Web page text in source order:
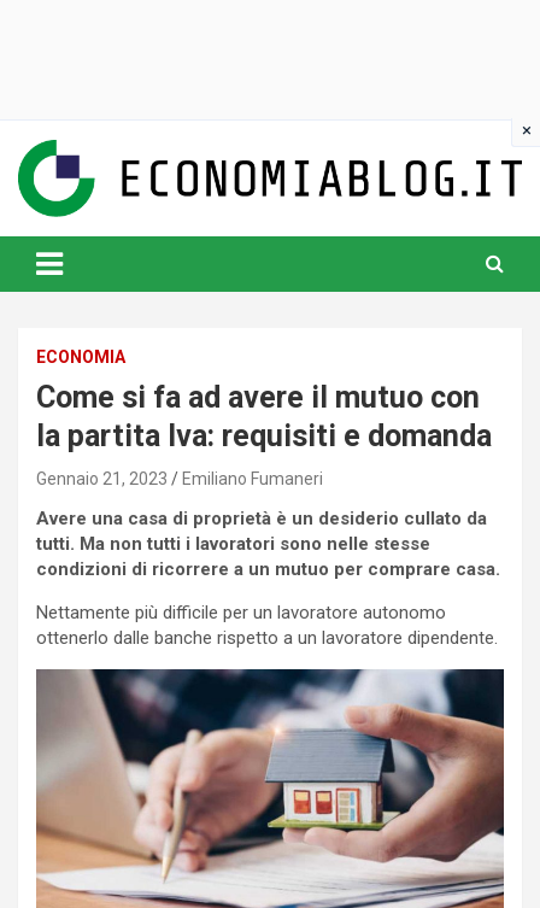
content
www.economiablog.it
ECONOMIA
Come si fa ad avere il mutuo con
la partita Iva: requisiti e domanda
Gennaio 21, 2023 Emiliano Fumaneri
Avere una casa di proprietà è un desiderio cullato da
tutti. Ma non tutti i lavoratori sono nelle stesse
condizioni di ricorrere a un mutuo per comprare casa.
Nettamente più difficile per un lavoratore autonomo
ottenerlo dalle banche rispetto a un lavoratore dipendente.